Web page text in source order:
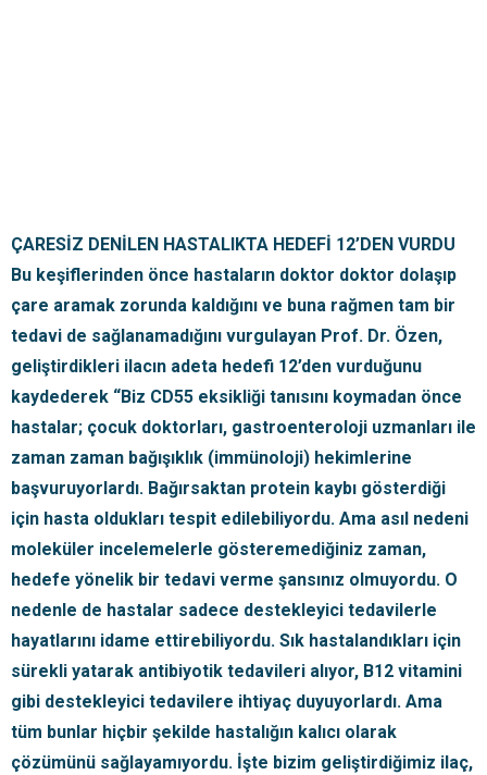
ÇARESİZ DENİLEN HASTALIKTA HEDEFİ 12’DEN VURDU
Bu keşiflerinden önce hastaların doktor doktor dolaşıp
çare aramak zorunda kaldığını ve buna rağmen tam bir
tedavi de sağlanamadığını vurgulayan Prof. Dr. Özen,
geliştirdikleri ilacın adeta hedefi 12’den vurduğunu
kaydederek “Biz CD55 eksikliği tanısını koymadan önce
hastalar; çocuk doktorları, gastroenteroloji uzmanları ile
zaman zaman bağışıklık (immünoloji) hekimlerine
başvuruyorlardı. Bağırsaktan protein kaybı gösterdiği
için hasta oldukları tespit edilebiliyordu. Ama asıl nedeni
moleküler incelemelerle gösteremediğiniz zaman,
hedefe yönelik bir tedavi verme şansınız olmuyordu. O
nedenle de hastalar sadece destekleyici tedavilerle
hayatlarını idame ettirebiliyordu. Sık hastalandıkları için
sürekli yatarak antibiyotik tedavileri alıyor, B12 vitamini
gibi destekleyici tedavilere ihtiyaç duyuyorlardı. Ama
tüm bunlar hiçbir şekilde hastalığın kalıcı olarak
çözümünü sağlayamıyordu. İşte bizim geliştirdiğimiz ilaç,